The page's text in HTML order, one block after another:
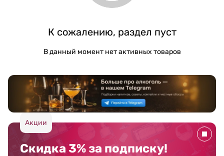
К сожалению, раздел пуст
В данный момент нет активных товаров
Акции
Скидка 3% за подписку!